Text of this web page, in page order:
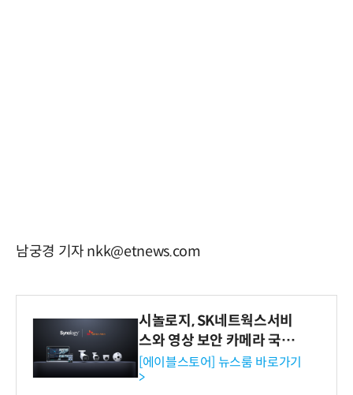
남궁경 기자 nkk@etnews.com
시놀로지, SK네트웍스서비
스와 영상 보안 카메라 국내
독점 판매 파트너십 체결
[에이블스토어] 뉴스룸 바로가기
>